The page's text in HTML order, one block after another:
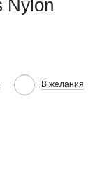
Nylon
В желания